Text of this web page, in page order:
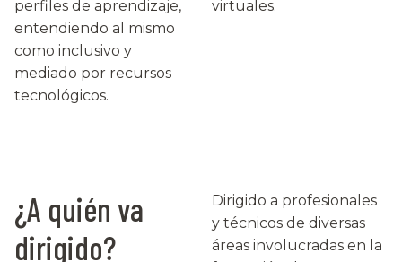
perfiles de aprendizaje,
entendiendo al mismo
como inclusivo y
mediado por recursos
tecnológicos.
virtuales.
¿A quién va
dirigido?
Dirigido a profesionales
y técnicos de diversas
áreas involucradas en la